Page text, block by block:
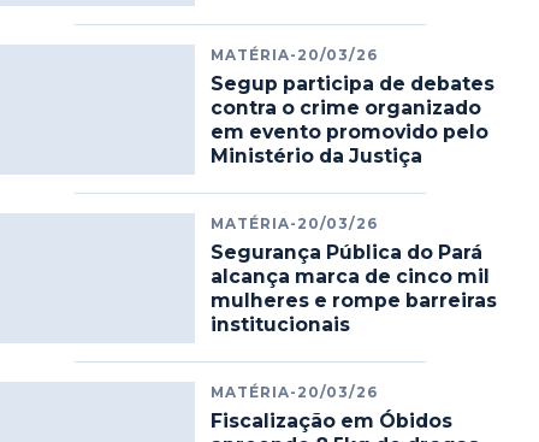
MATÉRIA- 20/03/26
Segup participa de debates
contra o crime organizado
em evento promovido pelo
Ministério da Justiça
MATÉRIA- 20/03/26
Segurança Pública do Pará
alcança marca de cinco mil
mulheres e rompe barreiras
institucionais
MATÉRIA- 20/03/26
Fiscalização em Óbidos